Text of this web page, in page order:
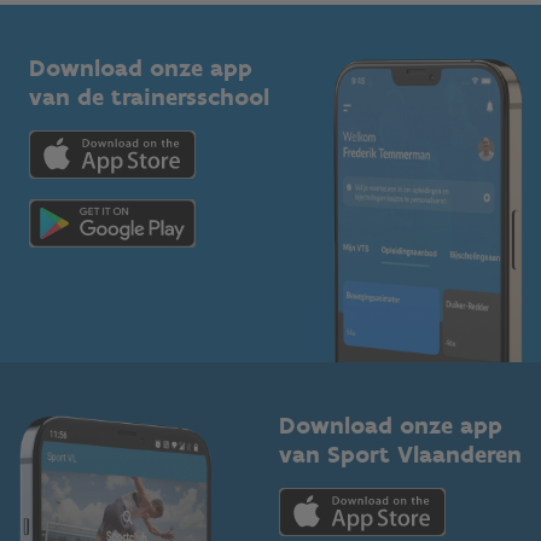
Bedrijven
Trainers en begeleiders
Topsporters
Vlaamse Trainersschool
Kennisplatform
Downloads
Voor de pers
Download onze app
van de trainersschool
Download onze app
van Sport Vlaanderen